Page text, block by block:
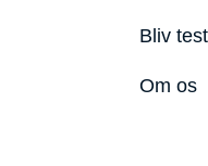
Bliv
Om os